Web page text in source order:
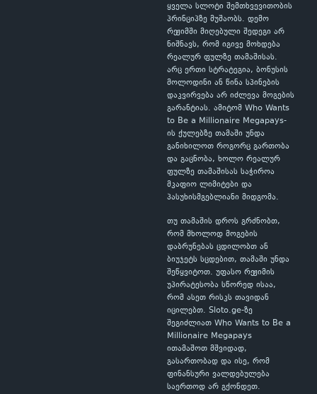
ყველა სლოტი შემთხვევითობის
პრინციპზე მუშაობს. დემო
რეჟიმში მიღებული შედეგი არ
ნიშნავს, რომ იგივე მოხდება
რეალურ ფულზე თამაშისას.
არც ერთი სტრატეგია, ბონუსის
მოლოდინი ან წინა სპინების
დაკვირვება არ იძლევა მოგების
გარანტიას. ამიტომ Who Wants
to Be a Millionaire Megapays-
ის ქულებზე თამაში უნდა
განიხილოთ როგორც გართობა
და გაცნობა, ხოლო რეალურ
ფულზე თამაშისას საჭიროა
მკაფიო ლიმიტები და
პასუხისმგებლიანი მიდგომა.
თუ თამაშის დროს გრძნობთ,
რომ მხოლოდ მოგების
დაბრუნებას ცდილობთ ან
ბიუჯეტს სცდებით, თამაში უნდა
შეწყვიტოთ. უფასო რეჟიმის
უპირატესობა სწორედ ისაა,
რომ ასეთ რისკს თავიდან
იცილებთ. Sloto.ge-ზე
შეგიძლიათ Who Wants to Be a
Millionaire Megapays
ითამაშოთ მშვიდად,
გასართობად და ისე, რომ
ფინანსური ვალდებულება
საერთოდ არ გქონდეთ.